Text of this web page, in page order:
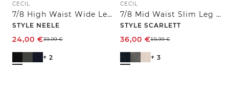
CECIL
7/8 High Waist Wide Leg Jerseyhose im Loose Fit
STYLE NEELE
24,00 €39,99€
+ 2
CECIL
7/8 Mid Waist Slim Leg Hose im Casual Fit
STYLE SCARLETT
36,00 €59,99€
+ 3